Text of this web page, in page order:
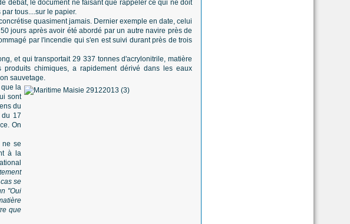
débat, le document ne faisant que rappeler ce qui ne doit
tous....sur le papier.
quasiment jamais. Dernier exemple en date, celui
jours après avoir été abordé par un autre navire près de
par l'incendie qui s'en est suivi durant près de trois
et qui transportait 29 337 tonnes d'acrylonitrile, matière
chimiques, a rapidement dérivé dans les eaux
sauvetage.
que la
sont
du
17
On
ne se
à la
se
"Oui
que